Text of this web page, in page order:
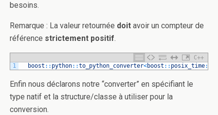
besoins.
Remarque : La valeur retournée doit avoir un compteur de
référence strictement positif.
C++
1
boost :: python::to_python_converter<boost :: posix_time::
Enfin nous déclarons notre “converter” en spécifiant le
type natif et la structure/classe à utiliser pour la
conversion.